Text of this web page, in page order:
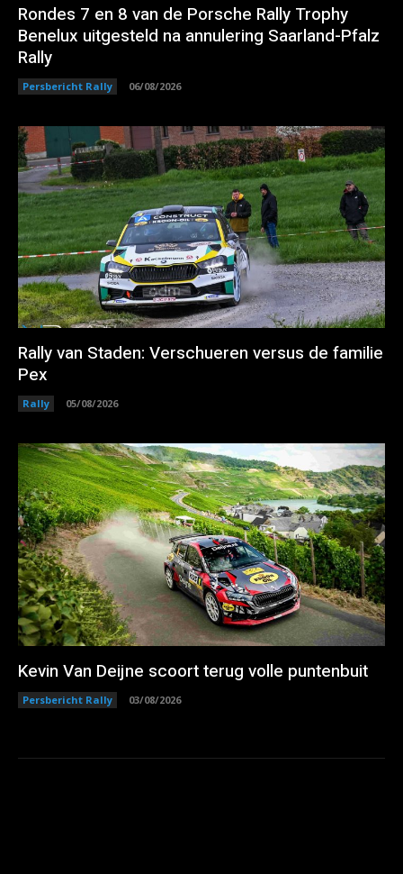
Rondes 7 en 8 van de Porsche Rally Trophy
Benelux uitgesteld na annulering Saarland-Pfalz
Rally
Persbericht Rally 06/08/2026
Rally van Staden: Verschueren versus de familie
Pex
Rally 05/08/2026
Kevin Van Deijne scoort terug volle puntenbuit
Persbericht Rally 03/08/2026